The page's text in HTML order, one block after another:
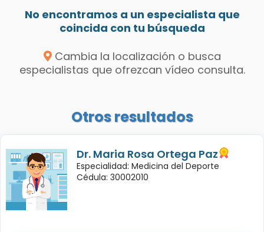
No encontramos a un especialista que
coincida con tu búsqueda
Cambia la localización o busca
especialistas que ofrezcan vídeo consulta.
Otros resultados
Dr. Maria Rosa Ortega Paz
Especialidad: Medicina del Deporte
Cédula: 30002010